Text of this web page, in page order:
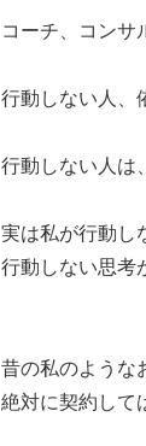
コーチ、コンサ
行動しない人、
行動しない人は
実は私が行動し
行動しない思考
昔の私のような
絶対に契約して